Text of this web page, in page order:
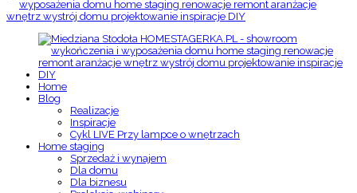
Home
Blog
Realizacje
Inspiracje
Cykl LIVE Przy lampce o wnętrzach
Home staging
Sprzedaż i wynajem
Dla domu
Dla biznesu